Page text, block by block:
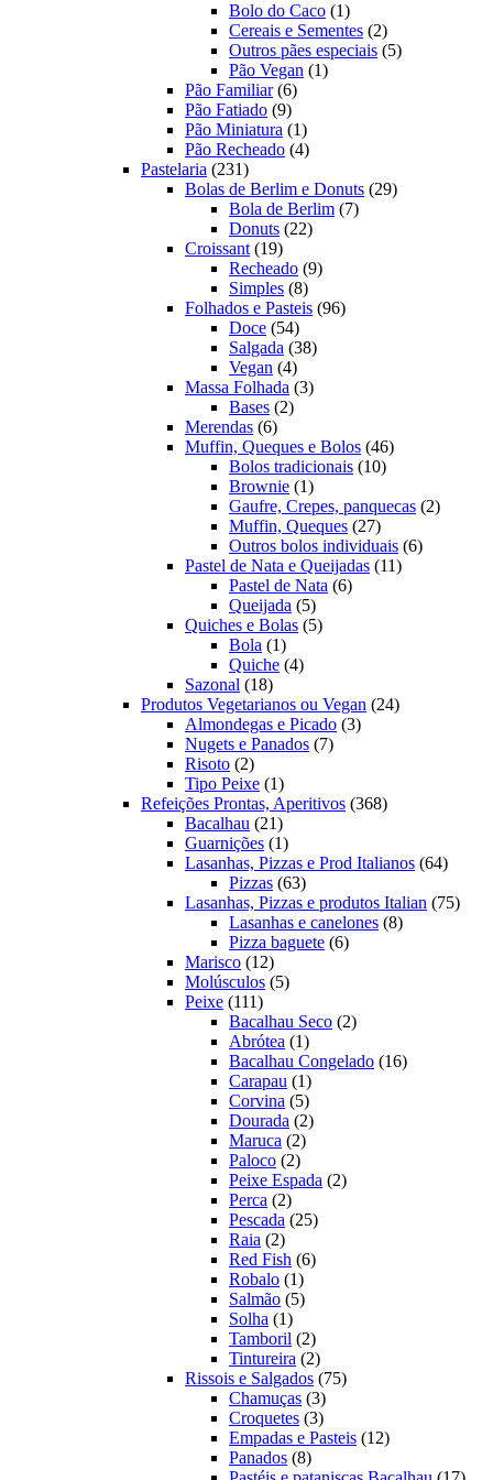
produtos
Bolo do Caco 11
produto
Cereais e Sementes 22
produtos
Outros pães especiais 55
Pão Vegan 11
Pão Familiar 66
produtos
Pão Fatiado 99
produtos
Pão Miniatura 11
produto
Pão Recheado 44
Pastelaria 231231
produtos
Bolas de Berlim e Donuts 2929
Bola de Berlim 77
Donuts 2222
Croissant 1919
produtos
Recheado 99
Simples 88
produtos
Folhados e Pasteis 9696
Doce 5454
produtos
Salgada 3838
Vegan 44
produtos
Massa Folhada 33
Bases 22
Merendas 66
produtos
Muffin, Queques e Bolos 4646
Bolos tradicionais 1010
Brownie 11
produto
Gaufre, Crepes, panquecas 22
Muffin, Queques 2727
produtos
Outros bolos individuais 66
Pastel de Nata e Queijadas 1111
Pastel de Nata 66
Queijada 55
produtos
Quiches e Bolas 55
Bola 11
produto
Quiche 44
Sazonal 1818
produtos
Produtos Vegetarianos ou Vegan 2424
Almondegas e Picado 33
Nugets e Panados 77
Risoto 22
produtos
Tipo Peixe 11
produto
Refeições Prontas, Aperitivos 368368
Bacalhau 2121
produtos
Guarnições 11
produto
Lasanhas, Pizzas e Prod Italianos 6464
Pizzas 6363
produtos
Lasanhas, Pizzas e produtos Italian 7575
Lasanhas e canelones 88
Pizza baguete 66
Marisco 1212
produtos
Molúsculos 55
Peixe 111111
produtos
Bacalhau Seco 22
Abrótea 11
produto
Bacalhau Congelado 1616
Carapau 11
produto
Corvina 55
produtos
Dourada 22
Maruca 22
produtos
Paloco 22
produtos
Peixe Espada 22
Perca 22
produtos
Pescada 2525
Raia 22
produtos
Red Fish 66
Robalo 11
produto
Salmão 55
Solha 11
produto
Tamboril 22
produtos
Tintureira 22
produtos
Rissois e Salgados 7575
Chamuças 33
produtos
Croquetes 33
produtos
Empadas e Pasteis 1212
Panados 88